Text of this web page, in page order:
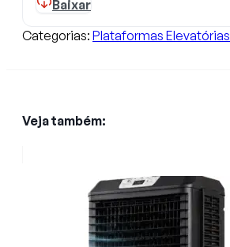
Baixar
Categorias: Plataformas Elevatórias
Veja também: